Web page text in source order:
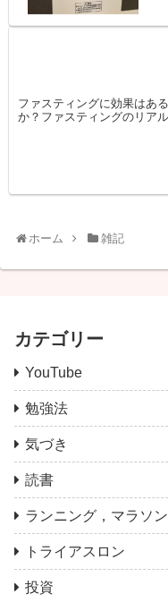
ファスティングに効果はあ
か？ファスティングのリアル
ホーム 雑記
カテゴリー
YouTube
勉強法
気づき
読書
ランニング，マラソン
トライアスロン
投資